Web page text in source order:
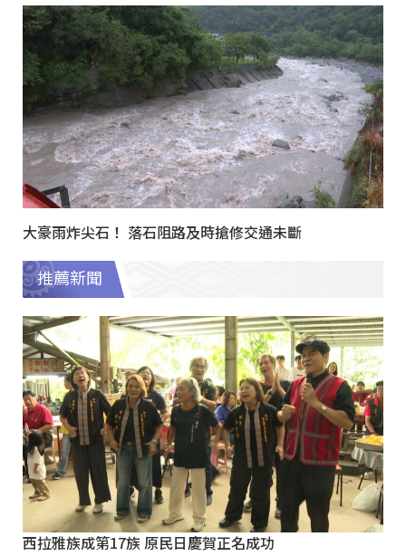
大豪雨炸尖石！ 落石阻路及時搶修交通未斷
推薦新聞
西拉雅族成第17族 原民日慶賀正名成功